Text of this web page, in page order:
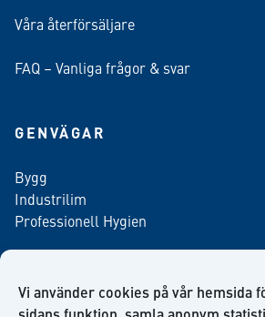
Vi använder cookies på vår hemsida
Våra återförsäljare
FAQ – Vanliga frågor & svar
GENVÄGAR
Bygg
Industrilim
Professionell Hygien
Anmäl dig till vårt nyhetsbrev